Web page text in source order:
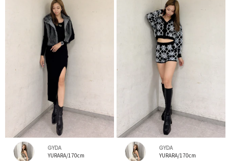
GYDA
YURARA/170cm
GYDA
YURARA/170cm